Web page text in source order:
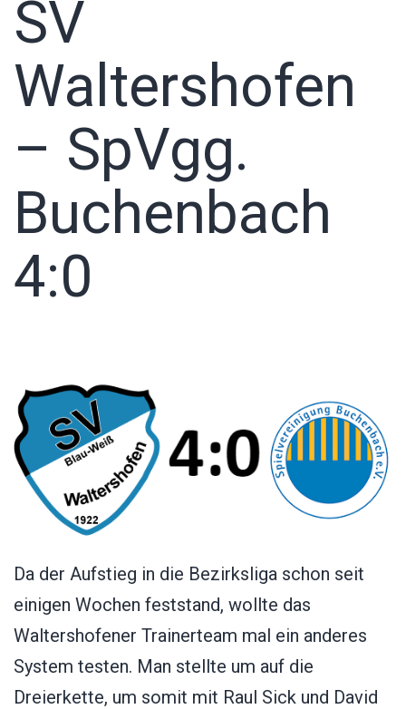
SV
Waltershofen
– SpVgg.
Buchenbach
4:0
Da der Aufstieg in die Bezirksliga schon seit
einigen Wochen feststand, wollte das
Waltershofener Trainerteam mal ein anderes
System testen. Man stellte um auf die
Dreierkette, um somit mit Raul Sick und David